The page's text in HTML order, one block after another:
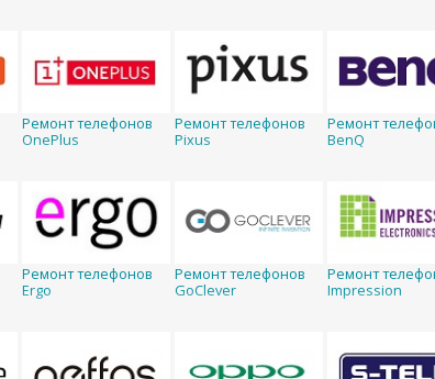
Ремонт телефонов
OnePlus
Ремонт телефонов
Pixus
Ремонт
BenQ
Ремонт телефонов
Ergo
Ремонт телефонов
GoClever
Ремонт
Impression